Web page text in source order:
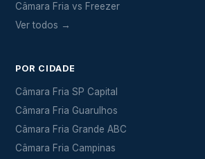
Câmara Fria vs Freezer
Ver todos →
POR CIDADE
Câmara Fria SP Capital
Câmara Fria Guarulhos
Câmara Fria Grande ABC
Câmara Fria Campinas